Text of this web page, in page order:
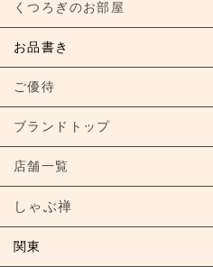
くつろぎのお部屋
お品書き
ご優待
ブランドトップ
店舗一覧
しゃぶ禅
関東